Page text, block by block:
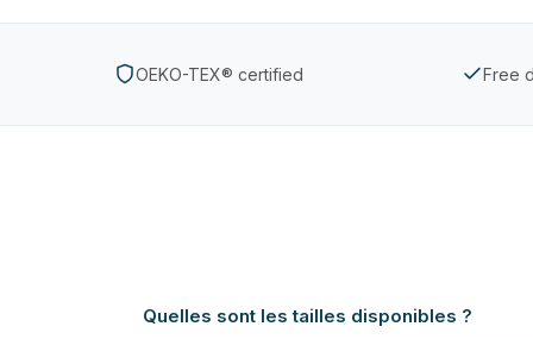
OEKO-TEX® certified Free
Quelles sont les tailles disponibles ?